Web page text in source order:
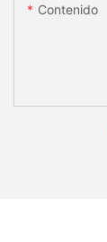
Contenido